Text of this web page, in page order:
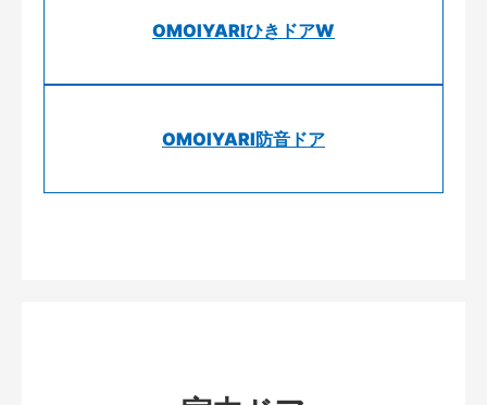
OMOIYARIひきドアW
OMOIYARI防音ドア